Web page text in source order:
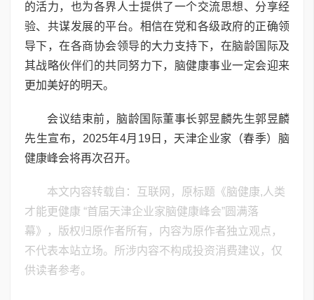
的活力，也为各界人士提供了一个交流思想、分享经
验、共谋发展的平台。相信在党和各级政府的正确领
导下，在各商协会领导的大力支持下，在脑龄国际及
其战略伙伴们的共同努力下，脑健康事业一定会迎来
更加美好的明天。
会议结束前，脑龄国际董事长郭昱麟先生郭昱麟
先生宣布，2025年4月19日，天津企业家（春季）脑
健康峰会将再次召开。
本文内容转载自：互联网，原标题《脑健康,人类
才能更健康 “首届天津企业家脑健康峰会”圆满落
幕》，版权归原作者所有，内容为原作者独立观点，
不代表本站立场。所涉内容不构成投资消费建议，仅
供读者参考。